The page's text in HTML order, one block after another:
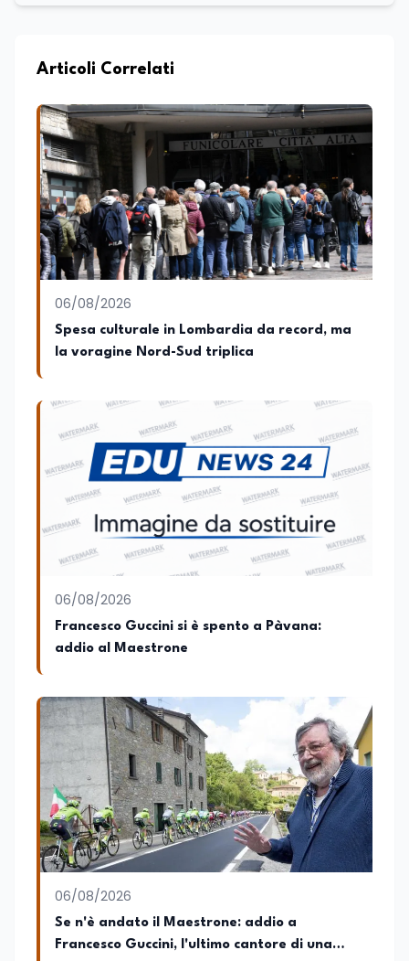
all’Università La Sapienza di Roma,
occupo di politica e di economia. Per
relativa ai temi dell’Istruzione. In
particolare, scrivendo delle attività
istituzionali con un focus sia sulle
iniziative e sui programmi dei Ministeri
dell’Istruzione e del Merito, dell’Università
e della Ricerca e della Cultura che su
quelle delle commissioni parlamentari
della Camera dei deputati e del Senato
della Repubblica. Inoltre, sono
amministratore unico di Italialab srl con
cui curo uffici stampa pubblici e privati e
sviluppo programmi di valorizzazione
culturale e di promozione territoriale. In
passato ho collaborato con testate
nazionali e regionali, in particolare
collettivo edito dalla Fondazione
Tatarella e da Giubilei Regnani editore sui
trent’anni dalla fondazione di Alleanza
nazionale. Per tre legislature sono stato
collaboratore parlamentare
occupandomi di legge di bilancio e di
politiche agroalimentari con particolare
riferimento all’export del Made in Italy e
al contrasto dell’Italian sounding,
collaborando con le Camera di
Appassionato di storia, di sociologia e di
costume, spesso racconto all’interno
internazionale attraverso gli usi, le
abitudini e i protagonisti che hanno
accompagnato negli anni lo sviluppo e la
crescita sociale e culturale. Pugliese di
nascita, vivo a Roma o in un ipotetico
altrove.
Articoli Correlati
06/08/2026
Spesa culturale in Lombardia da record, ma
la voragine Nord-Sud triplica
06/08/2026
Francesco Guccini si è spento a Pàvana:
addio al Maestrone
06/08/2026
Se n'è andato il Maestrone: addio a
Francesco Guccini, l'ultimo cantore di una